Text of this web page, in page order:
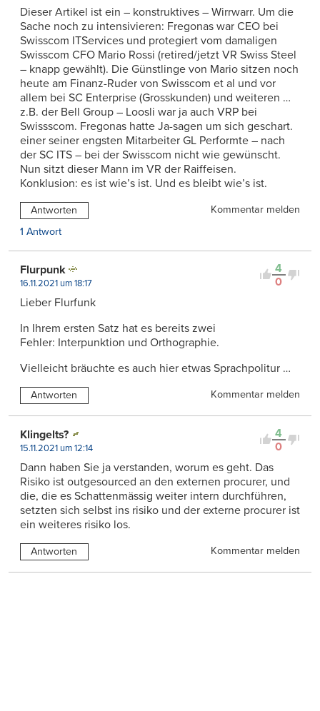
Dieser Artikel ist ein – konstruktives – Wirrwarr. Um die
Sache noch zu intensivieren: Fregonas war CEO bei
Swisscom ITServices und protegiert vom damaligen
Swisscom CFO Mario Rossi (retired/jetzt VR Swiss Steel
– knapp gewählt). Die Günstlinge von Mario sitzen noch
heute am Finanz-Ruder von Swisscom et al und vor
allem bei SC Enterprise (Grosskunden) und weiteren …
z.B. der Bell Group – Loosli war ja auch VRP bei
Swissscom. Fregonas hatte Ja-sagen um sich geschart.
einer seiner engsten Mitarbeiter GL Performte – nach
der SC ITS – bei der Swisscom nicht wie gewünscht.
Nun sitzt dieser Mann im VR der Raiffeisen.
Konklusion: es ist wie’s ist. Und es bleibt wie’s ist.
Antworten
Kommentar melden
1 Antwort
4
0
Flurpunk
16.11.2021 um 18:17
Lieber Flurfunk
In Ihrem ersten Satz hat es bereits zwei
Fehler: Interpunktion und Orthographie.
Vielleicht bräuchte es auch hier etwas Sprachpolitur …
Antworten Kommentar melden
4
0
Klingelts?
15.11.2021 um 12:14
Dann haben Sie ja verstanden, worum es geht. Das
Risiko ist outgesourced an den externen procurer, und
die, die es Schattenmässig weiter intern durchführen,
setzten sich selbst ins risiko und der externe procurer ist
ein weiteres risiko los.
Antworten Kommentar melden